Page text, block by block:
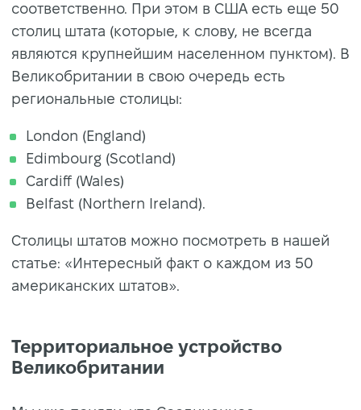
соответственно. При этом в США есть еще 50
столиц штата (которые, к слову, не всегда
являются крупнейшим населенном пунктом). В
Великобритании в свою очередь есть
региональные столицы:
London (England)
Edimbourg (Scotland)
Cardiff (Wales)
Belfast (Northern Ireland).
Столицы штатов можно посмотреть в нашей
статье: «Интересный факт о каждом из 50
американских штатов».
Территориальное устройство
Великобритании